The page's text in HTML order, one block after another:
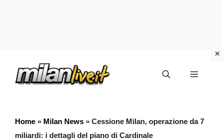
Menu
Home » Milan News » Cessione Milan, operazione da 7
miliardi: i dettagli del piano di Cardinale